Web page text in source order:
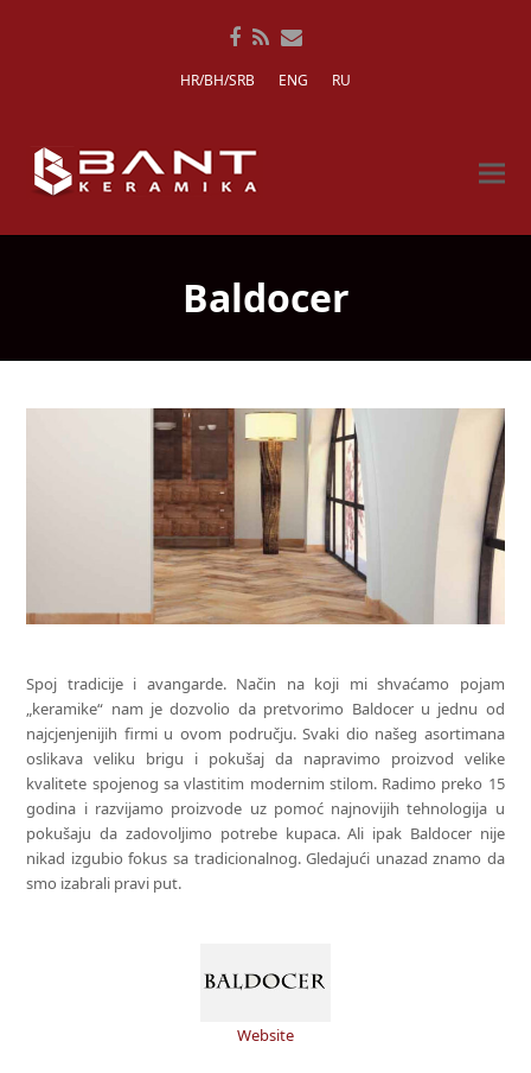
Facebook
RSSEmail
HR/BH/SRB ENG RU
Baldocer
Spoj tradicije i avangarde. Način na koji mi shvaćamo pojam
„keramike“ nam je dozvolio da pretvorimo Baldocer u jednu od
najcjenjenijih firmi u ovom području. Svaki dio našeg asortimana
oslikava veliku brigu i pokušaj da napravimo proizvod velike
kvalitete spojenog sa vlastitim modernim stilom. Radimo preko 15
godina i razvijamo proizvode uz pomoć najnovijih tehnologija u
pokušaju da zadovoljimo potrebe kupaca. Ali ipak Baldocer nije
nikad izgubio fokus sa tradicionalnog. Gledajući unazad znamo da
smo izabrali pravi put.
Website